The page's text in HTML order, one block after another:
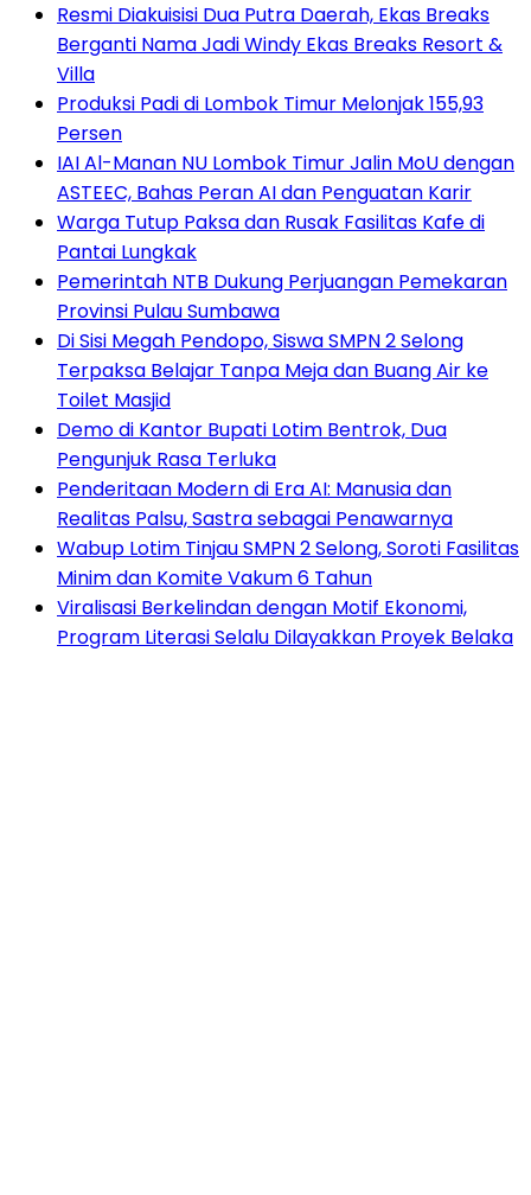
Resmi Diakuisisi Dua Putra Daerah, Ekas Breaks
Berganti Nama Jadi Windy Ekas Breaks Resort &
Villa
Produksi Padi di Lombok Timur Melonjak 155,93
Persen
IAI Al-Manan NU Lombok Timur Jalin MoU dengan
ASTEEC, Bahas Peran AI dan Penguatan Karir
Warga Tutup Paksa dan Rusak Fasilitas Kafe di
Pantai Lungkak
Pemerintah NTB Dukung Perjuangan Pemekaran
Provinsi Pulau Sumbawa
Di Sisi Megah Pendopo, Siswa SMPN 2 Selong
Terpaksa Belajar Tanpa Meja dan Buang Air ke
Toilet Masjid
Demo di Kantor Bupati Lotim Bentrok, Dua
Pengunjuk Rasa Terluka
Penderitaan Modern di Era AI: Manusia dan
Realitas Palsu, Sastra sebagai Penawarnya
Wabup Lotim Tinjau SMPN 2 Selong, Soroti Fasilitas
Minim dan Komite Vakum 6 Tahun
Viralisasi Berkelindan dengan Motif Ekonomi,
Program Literasi Selalu Dilayakkan Proyek Belaka